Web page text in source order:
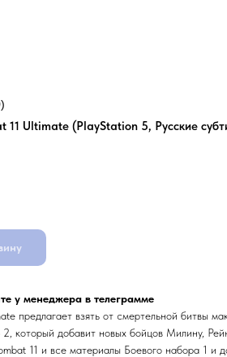
)
Ultimate (PlayStation 5, Русские
у менеджера в телеграмме
предлагает взять от смертельной битвы
который добавит новых бойцов Милину,
11 и все материалы Боевого набора 1 и